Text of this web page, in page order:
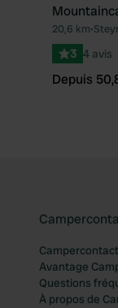
Reserve
20,6 km•
3 4 avis
Depuis
Avantage
Questions
À propos de